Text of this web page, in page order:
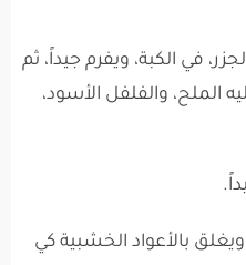
في الكبة، ويفرم جيداً، ثم
الملح، والفلفل الأسود،
بالأعواد الخشبية كي